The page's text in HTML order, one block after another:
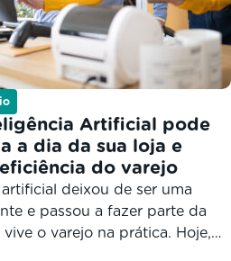
Artificial pode
a dia da sua loja e
do varejo
deixou de ser uma
e passou a fazer parte da
o varejo na prática. Hoje,
em decisões de estoque,